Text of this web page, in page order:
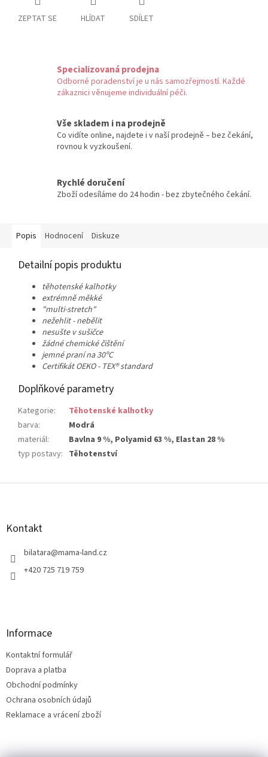
ZEPTAT SE HLÍDAT SDÍLET
Specializovaná prodejna
Odborné poradenství je u nás samozřejmostí. Každé
zákaznici věnujeme individuální péči.
Vše skladem i na prodejně
Co vidíte online, najdete i v naší prodejně – bez čekání,
rovnou k vyzkoušení.
Rychlé doručení
Zboží odesíláme do 24 hodin - bez zbytečného čekání.
Popis Hodnocení Diskuze
Detailní popis produktu
těhotenské kalhotky
extrémně měkké
"multi-stretch"
nežehlit -nebělit
nesušte v sušičce
žádné chemické čištění
jemné praní na 30ºC
Certifikát OEKO - TEX® standard
Doplňkové parametry
Kategorie:
Těhotenské kalhotky
barva:
Modrá
materiál:
Bavlna 9 %, Polyamid 63 %, Elastan 28 %
typ postavy: Těhotenství
Z
Kontakt
bilatara@mama-land.cz
+420 725 719 759
Informace
Kontaktní formulář
Doprava a platba
Obchodní podmínky
Ochrana osobních údajů
Reklamace a vrácení zboží